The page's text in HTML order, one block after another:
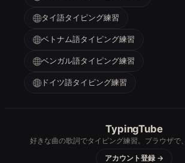
タイ語タイピング練習
ベトナム語タイピング練習
ベンガル語タイピング練習
ドイツ語タイピング練習
TypingTube
好きな曲の歌詞でタイピング練習。ブラウザで
アカウント登録 →